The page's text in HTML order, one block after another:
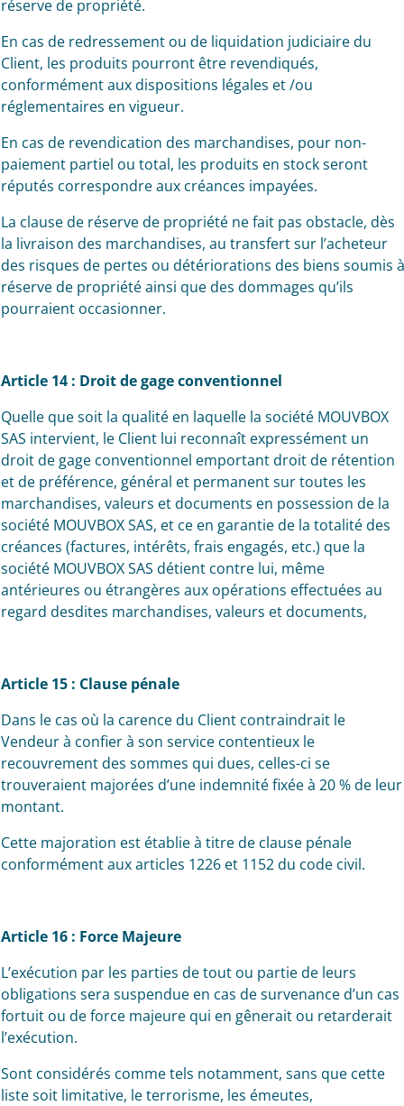
réserve de propriété.
En cas de redressement ou de liquidation judiciaire du
Client, les produits pourront être revendiqués,
conformément aux dispositions légales et /ou
réglementaires en vigueur.
En cas de revendication des marchandises, pour non-
paiement partiel ou total, les produits en stock seront
réputés correspondre aux créances impayées.
La clause de réserve de propriété ne fait pas obstacle, dès
la livraison des marchandises, au transfert sur l’acheteur
des risques de pertes ou détériorations des biens soumis à
réserve de propriété ainsi que des dommages qu’ils
pourraient occasionner.
Article 14 : Droit de gage conventionnel
Quelle que soit la qualité en laquelle la société MOUVBOX
SAS intervient, le Client lui reconnaît expressément un
droit de gage conventionnel emportant droit de rétention
et de préférence, général et permanent sur toutes les
marchandises, valeurs et documents en possession de la
société MOUVBOX SAS, et ce en garantie de la totalité des
créances (factures, intérêts, frais engagés, etc.) que la
société MOUVBOX SAS détient contre lui, même
antérieures ou étrangères aux opérations effectuées au
regard desdites marchandises, valeurs et documents,
Article 15 : Clause pénale
Dans le cas où la carence du Client contraindrait le
Vendeur à confier à son service contentieux le
recouvrement des sommes qui dues, celles-ci se
trouveraient majorées d’une indemnité fixée à 20 % de leur
montant.
Cette majoration est établie à titre de clause pénale
conformément aux articles 1226 et 1152 du code civil.
Article 16 : Force Majeure
L’exécution par les parties de tout ou partie de leurs
obligations sera suspendue en cas de survenance d’un cas
fortuit ou de force majeure qui en gênerait ou retarderait
l’exécution.
Sont considérés comme tels notamment, sans que cette
liste soit limitative, le terrorisme, les émeutes,